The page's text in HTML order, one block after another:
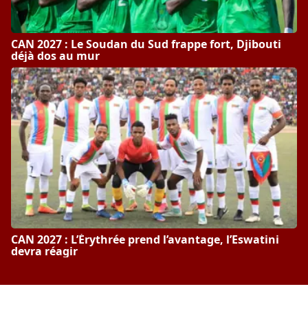
CAN 2027 : Le Soudan du Sud frappe fort, Djibouti
déjà dos au mur
CAN 2027 : L’Érythrée prend l’avantage, l’Eswatini
devra réagir